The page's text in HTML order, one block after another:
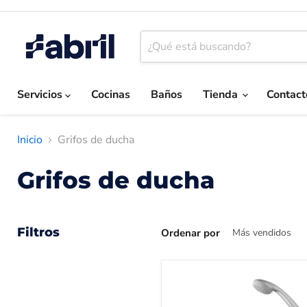
Servicios Cocinas Baños Tienda
Inicio Grifos de ducha
Grifos de ducha
Filtros Ordenar por